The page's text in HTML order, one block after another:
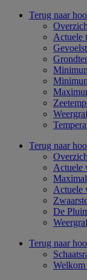
Terug naar
Actuele
Terug naar
Actuele
Actuele
De
Terug naar
Welkom